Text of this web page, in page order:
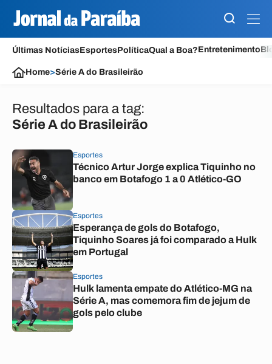
Últimas NotíciasEsportesPolíticaQual a Boa?Entretenimento
Home>Série A do Brasileirão
Resultados para a tag:
Série A do Brasileirão
Esportes
Técnico Artur Jorge explica Tiquinho no
banco em Botafogo 1 a 0 Atlético-GO
Esportes
Esperança de gols do Botafogo,
Tiquinho Soares já foi comparado a Hulk
em Portugal
Esportes
Hulk lamenta empate do Atlético-MG na
Série A, mas comemora fim de jejum de
gols pelo clube